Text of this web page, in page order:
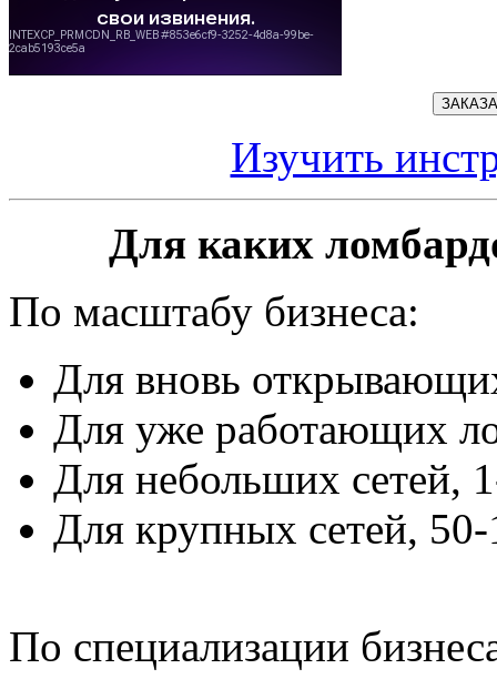
Изучить
Для каких
По масштабу бизнеса:
Для вновь
Для уже работающих
Для небольших сетей,
Для крупных сетей,
По специализации